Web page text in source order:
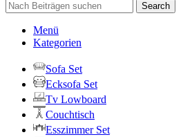
Search
Menü
Kategorien
Sofa Set
Ecksofa Set
Tv Lowboard
Couchtisch
Esszimmer Set